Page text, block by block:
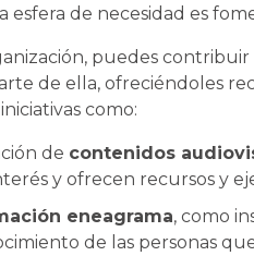
esfera de necesidad es
puedes
de ella, ofreciéndoles
como:
de contenidos
y ofrecen recursos y
eneagrama, como
de las personas